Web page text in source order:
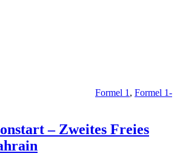
Formel 1 , Formel 1-
– Zweites Freies